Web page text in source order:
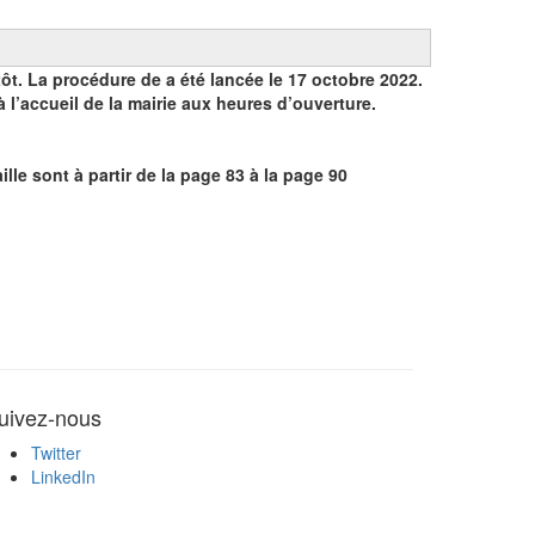
La procédure de a été lancée le 17 octobre 2022.
de la mairie aux heures d’ouverture.
sont à partir de la page 83 à la page 90
nous
Twitter
LinkedIn